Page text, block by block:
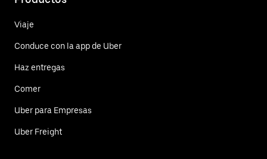
Viaje
Conduce con la app de Uber
Haz entregas
Comer
Uber para Empresas
Uber Freight